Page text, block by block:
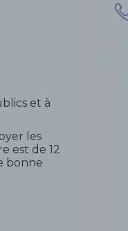
et à
les
est de 12
bonne